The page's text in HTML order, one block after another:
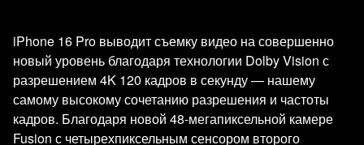
iPhone 16 Pro выводит съемку видео на совершенно
новый уровень благодаря технологии Dolby Vision с
разрешением 4K 120 кадров в секунду — нашему
самому высокому сочетанию разрешения и частоты
кадров. Благодаря новой 48-мегапиксельной камере
Fusion с четырехпиксельным сенсором второго